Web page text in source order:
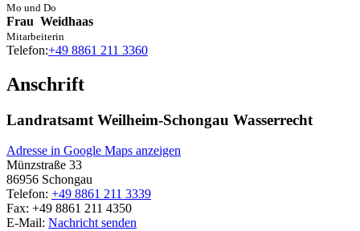
Mo und Do
Frau Weidhaas
Mitarbeiterin
Telefon:+49 8861 211 3360
Anschrift
Landratsamt Weilheim-Schongau Wasserrecht
Adresse in Google Maps anzeigen
Münzstraße 33
86956 Schongau
Telefon: +49 8861 211 3339
Fax: +49 8861 211 4350
E-Mail: Nachricht senden